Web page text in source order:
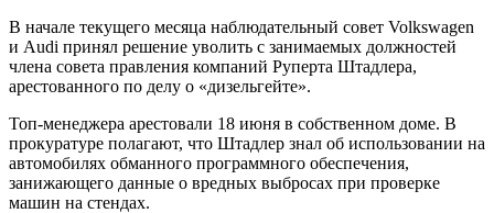
В начале текущего месяца наблюдательный совет Volkswagen
и Audi принял решение уволить с занимаемых должностей
члена совета правления компаний Руперта Штадлера,
арестованного по делу о «дизельгейте».
Топ-менеджера арестовали 18 июня в собственном доме. В
прокуратуре полагают, что Штадлер знал об использовании на
автомобилях обманного программного обеспечения,
занижающего данные о вредных выбросах при проверке
машин на стендах.